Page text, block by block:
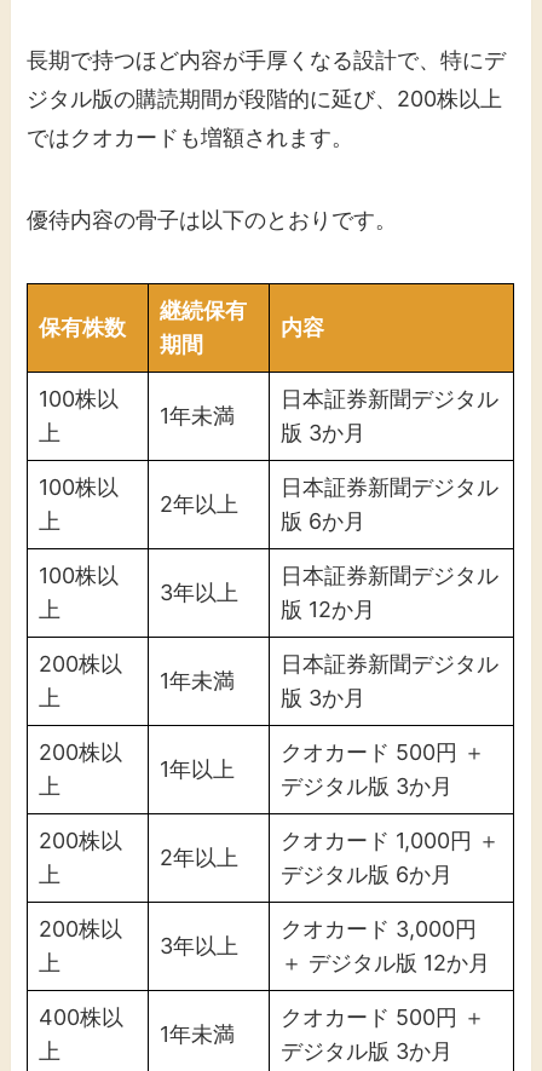
長期で持つほど内容が手厚くなる設計で、特にデ
ジタル版の購読期間が段階的に延び、200株以上
ではクオカードも増額されます。
優待内容の骨子は以下のとおりです。
保有株数
継続保有
期間
内容
100株以
上
1年未満
日本証券新聞デジタル
版 3か月
100株以
上
2年以上
日本証券新聞デジタル
版 6か月
100株以
上
3年以上
日本証券新聞デジタル
版 12か月
200株以
上
1年未満
日本証券新聞デジタル
版 3か月
200株以
上
1年以上
クオカード 500円 ＋
デジタル版 3か月
200株以
上
2年以上
クオカード 1,000円 ＋
デジタル版 6か月
200株以
上
3年以上
クオカード 3,000円
＋ デジタル版 12か月
400株以
上
1年未満
クオカード 500円 ＋
デジタル版 3か月